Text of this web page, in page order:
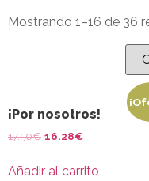
Mostrando 1–16 de 36
¡Por nosotros!
17.50€ 16.28€
Añadir al carrito